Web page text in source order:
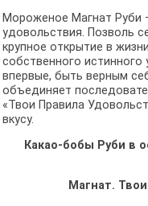
Мороженое Магнат Руби
удовольствия. Позволь
крупное открытие в
собственного
впервые, быть верным
объединяет
«Твои Правила
вкусу.
Какао-бобы Руби в
Магнат.